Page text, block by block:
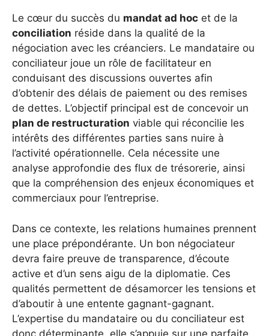
Le cœur du succès du mandat ad hoc et de la
conciliation réside dans la qualité de la
négociation avec les créanciers. Le mandataire ou
conciliateur joue un rôle de facilitateur en
conduisant des discussions ouvertes afin
d’obtenir des délais de paiement ou des remises
de dettes. L’objectif principal est de concevoir un
plan de restructuration viable qui réconcilie les
intérêts des différentes parties sans nuire à
l’activité opérationnelle. Cela nécessite une
analyse approfondie des flux de trésorerie, ainsi
que la compréhension des enjeux économiques et
commerciaux pour l’entreprise.
Dans ce contexte, les relations humaines prennent
une place prépondérante. Un bon négociateur
devra faire preuve de transparence, d’écoute
active et d’un sens aigu de la diplomatie. Ces
qualités permettent de désamorcer les tensions et
d’aboutir à une entente gagnant-gagnant.
L’expertise du mandataire ou du conciliateur est
donc déterminante, elle s’appuie sur une parfaite